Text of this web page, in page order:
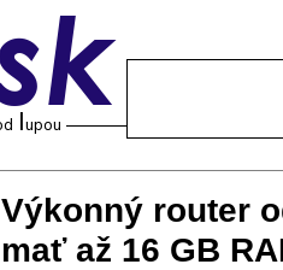
Výkonný router
mať až 16 GB